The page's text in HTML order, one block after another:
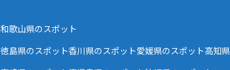
和歌山県のスポット
徳島県のスポット香川県のスポット愛媛県のスポット高知